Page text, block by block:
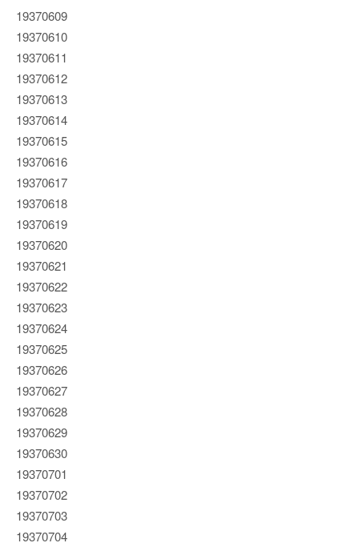
19370609
19370610
19370611
19370612
19370613
19370614
19370615
19370616
19370617
19370618
19370619
19370620
19370621
19370622
19370623
19370624
19370625
19370626
19370627
19370628
19370629
19370630
19370701
19370702
19370703
19370704